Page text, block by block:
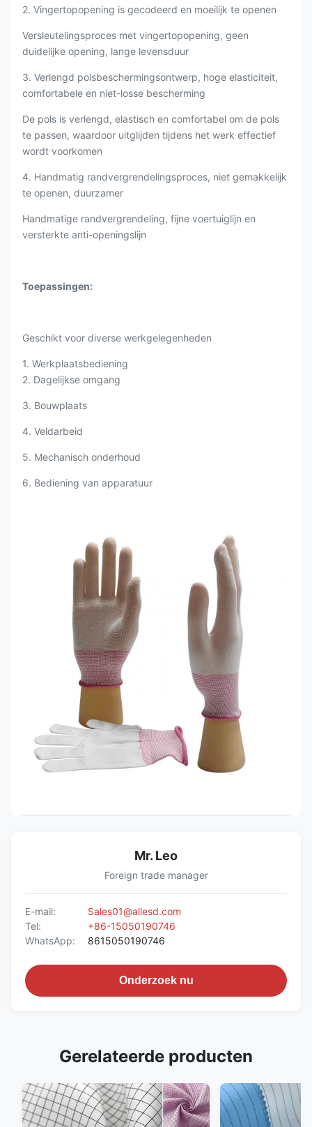
2. Vingertopopening is gecodeerd en moeilijk te openen
Versleutelingsproces met vingertopopening, geen
duidelijke opening, lange levensduur
3. Verlengd polsbeschermingsontwerp, hoge elasticiteit,
comfortabele en niet-losse bescherming
De pols is verlengd, elastisch en comfortabel om de pols
te passen, waardoor uitglijden tijdens het werk effectief
wordt voorkomen
4. Handmatig randvergrendelingsproces, niet gemakkelijk
te openen, duurzamer
Handmatige randvergrendeling, fijne voertuiglijn en
versterkte anti-openingslijn
Toepassingen:
Geschikt voor diverse werkgelegenheden
1. Werkplaatsbediening
2. Dagelijkse omgang
3. Bouwplaats
4. Veldarbeid
5. Mechanisch onderhoud
6. Bediening van apparatuur
Mr. Leo
Foreign trade manager
E-mail:
Sales01@allesd.com
Tel:
+86-15050190746
WhatsApp:
8615050190746
Onderzoek nu
Gerelateerde producten